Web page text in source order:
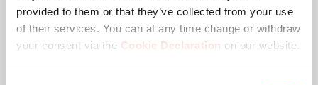
provided to them or that they’ve collected from your use
of their services. You can at any time change or withdraw
your consent via the Cookie Declaration on our website.
ODR solo se il consumatore ha precedentemente
presentato il reclamo al venditore entro un termine
ragionevole.
La controversia deve essere segnalata per iscritto